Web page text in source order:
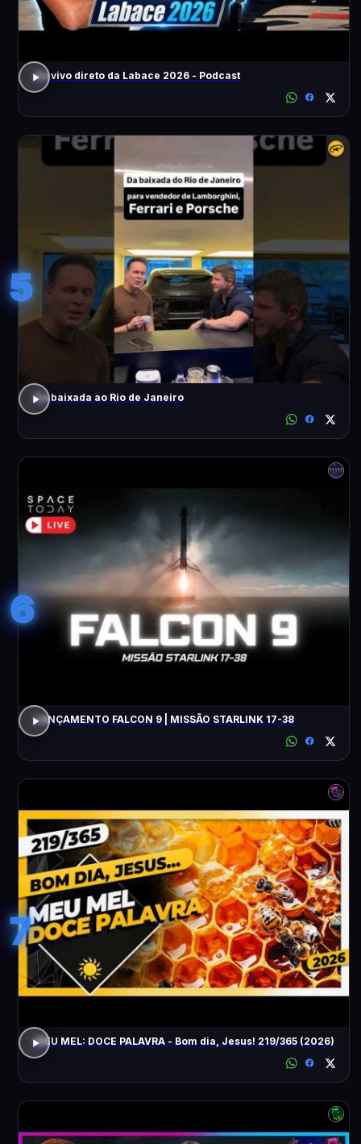
Ao vivo direto da Labace 2026 - Podcast
5
Da baixada ao Rio de Janeiro
6
LANÇAMENTO FALCON 9 | MISSÃO STARLINK 17-38
7
MEU MEL: DOCE PALAVRA - Bom dia, Jesus! 219/365 (2026)